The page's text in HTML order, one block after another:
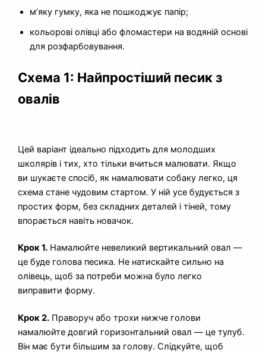
м’яку гумку, яка не пошкоджує папір;
кольорові олівці або фломастери на водяній основі
для розфарбовування.
Схема 1: Найпростіший песик з
овалів
Цей варіант ідеально підходить для молодших
школярів і тих, хто тільки вчиться малювати. Якщо
ви шукаєте спосіб, як намалювати собаку легко, ця
схема стане чудовим стартом. У ній усе будується з
простих форм, без складних деталей і тіней, тому
впорається навіть новачок.
Крок 1. Намалюйте невеликий вертикальний овал —
це буде голова песика. Не натискайте сильно на
олівець, щоб за потреби можна було легко
виправити форму.
Крок 2. Праворуч або трохи нижче голови
намалюйте довгий горизонтальний овал — це тулуб.
Він має бути більшим за голову. Слідкуйте, щоб